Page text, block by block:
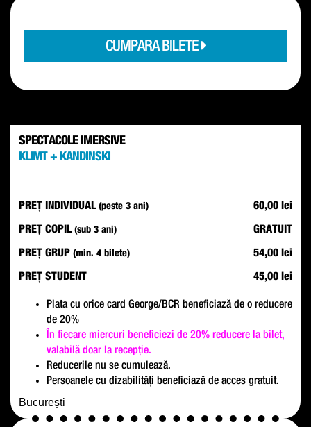
CUMPARA BILETE
SPECTACOLE IMERSIVE
KLIMT + KANDINSKI
PREȚ INDIVIDUAL (peste 3 ani) 60,00 lei
PREȚ COPIL (sub 3 ani) GRATUIT
PREȚ GRUP (min. 4 bilete) 54,00 lei
PREȚ STUDENT 45,00 lei
Plata cu orice card George/BCR beneficiază de o reducere
de 20%
În fiecare miercuri beneficiezi de 20% reducere la bilet,
valabilă doar la recepție.
Reducerile nu se cumulează.
Persoanele cu dizabilități beneficiază de acces gratuit.
București